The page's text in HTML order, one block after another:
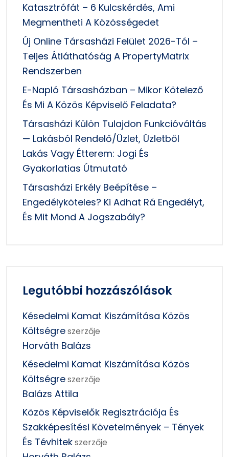
Katasztrófát – 6 Kulcskérdés, Ami
Megmentheti A Közösségedet
Új Online Társasházi Felület 2026-Tól –
Teljes Átláthatóság A PropertyMatrix
Rendszerben
E-Napló Társasházban – Mikor Kötelező
És Mi A Közös Képviselő Feladata?
Társasházi Külön Tulajdon Funkcióváltás
— Lakásból Rendelő/üzlet, Üzletből
Lakás Vagy Étterem: Jogi És
Gyakorlatias Útmutató
Társasházi Erkély Beépítése –
Engedélyköteles? Ki Adhat Rá Engedélyt,
És Mit Mond A Jogszabály?
Legutóbbi hozzászólások
Késedelmi Kamat Kiszámítása Közös
Költségreszerzője
Horváth Balázs
Késedelmi Kamat Kiszámítása Közös
Költségreszerzője
Balázs Attila
Közös Képviselők Regisztrációja És
Szakképesítési Követelmények – Tények
És Tévhitekszerzője